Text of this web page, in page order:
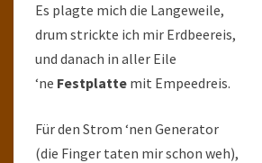
Es plagte mich die Langeweile,
drum strickte ich mir Erdbeereis,
und danach in aller Eile
‘ne Festplatte mit Empeedreis.
Für den Strom ‘nen Generator
(die Finger taten mir schon weh),